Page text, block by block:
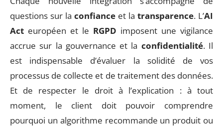
questions sur la confiance et la transparence. L’AI
Act européen et le RGPD imposent une vigilance
accrue sur la gouvernance et la confidentialité. Il
est indispensable d’évaluer la solidité de vos
processus de collecte et de traitement des données.
Et de respecter le droit à l’explication : à tout
moment, le client doit pouvoir comprendre
pourquoi un algorithme recommande un produit ou